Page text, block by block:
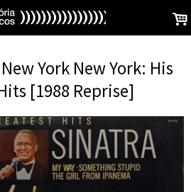
.
York New York: His
[1988 Reprise]